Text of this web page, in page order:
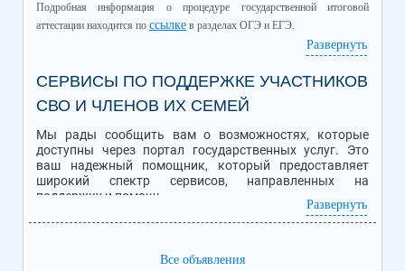
01.07.2026
32 18
Подробная информация о Приеме обучающихся в школу находится
Подробная информация о процедуре государственной итоговой
аттестации находится по ссылке в разделах ОГЭ и ЕГЭ.
Развернуть
СЕРВИСЫ ПО ПОДДЕРЖКЕ УЧАСТНИКОВ
СВО И ЧЛЕНОВ ИХ СЕМЕЙ
Мы рады сообщить вам о возможностях, которые
доступны через портал государственных услуг. Это
ваш надежный помощник, который предоставляет
широкий спектр сервисов, направленных на
поддержку и помощь.
специальной военной операции (СВО), семьям
Развернуть
Все объявления